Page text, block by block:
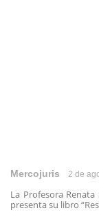
Mercojuris 2 de
La Profesora
presenta su libro